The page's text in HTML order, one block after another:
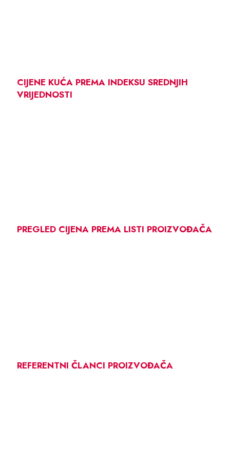
CIJENE KUĆA PREMA INDEKSU SREDNJIH
VRIJEDNOSTI
PREGLED CIJENA PREMA LISTI PROIZVOĐAČA
REFERENTNI ČLANCI PROIZVOĐAČA